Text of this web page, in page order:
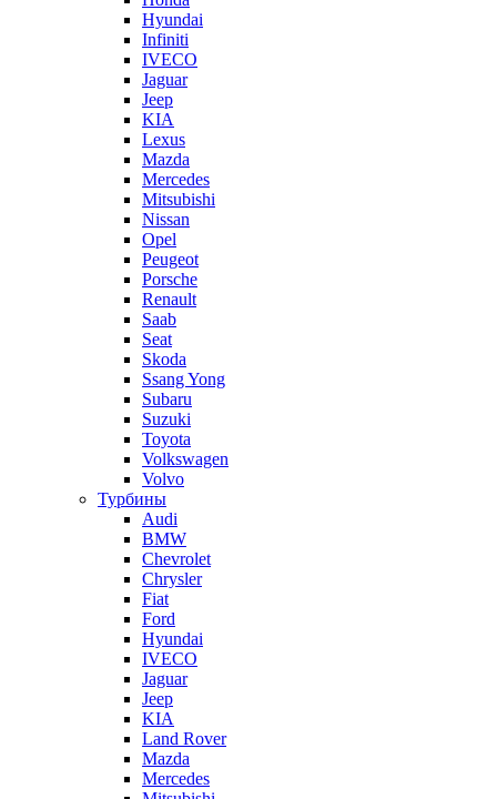
Hyundai
Infiniti
IVECO
Jaguar
Jeep
KIA
Lexus
Mazda
Mercedes
Mitsubishi
Nissan
Opel
Peugeot
Porsche
Renault
Saab
Seat
Skoda
Ssang Yong
Subaru
Suzuki
Toyota
Volkswagen
Volvo
Турбины
Audi
BMW
Chevrolet
Chrysler
Fiat
Ford
Hyundai
IVECO
Jaguar
Jeep
KIA
Land Rover
Mazda
Mercedes